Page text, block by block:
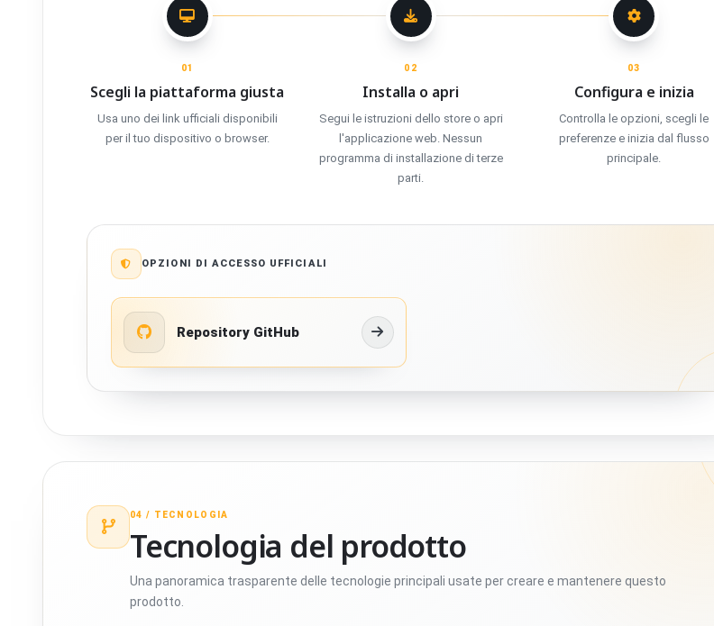
01
Scegli la piattaforma giusta
Usa uno dei link ufficiali disponibili
per il tuo dispositivo o browser.
02
Installa o apri
Segui le istruzioni dello store o apri
l'applicazione web. Nessun
programma di installazione di terze
parti.
03
Configura e inizia
Controlla le opzioni, scegli le
preferenze e inizia dal flusso
principale.
OPZIONI DI ACCESSO UFFICIALI
Repository GitHub
04 / TECNOLOGIA
Tecnologia del prodotto
Una panoramica trasparente delle tecnologie principali usate per creare e mantenere questo
prodotto.